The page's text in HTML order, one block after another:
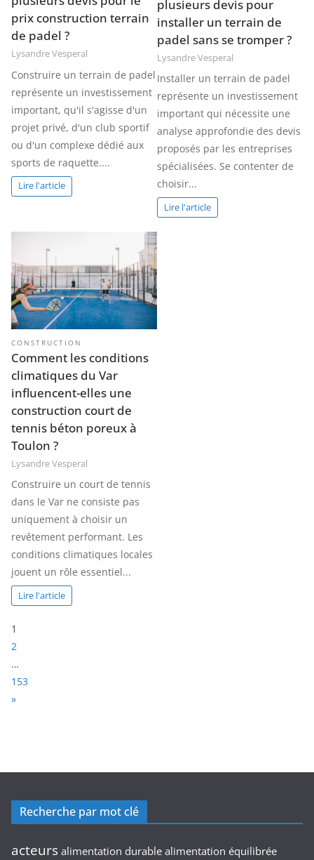
prix construction terrain
de padel ?
Lysandre Vesperal
Construire un terrain de padel
représente un investissement
important, qu'il s'agisse d'un
projet privé, d'un club sportif
ou d'un complexe dédié aux
sports de raquette....
Lire l'article
plusieurs devis pour
installer un terrain de
padel sans se tromper ?
Lysandre Vesperal
Installer un terrain de padel
représente un investissement
important qui nécessite une
analyse approfondie des devis
proposés par les entreprises
spécialisées. Se contenter de
choisir...
Lire l'article
CONSTRUCTION
Comment les conditions
climatiques du Var
influencent-elles une
construction court de
tennis béton poreux à
Toulon ?
Lysandre Vesperal
Construire un court de tennis
dans le Var ne consiste pas
uniquement à choisir un
revêtement performant. Les
conditions climatiques locales
jouent un rôle essentiel...
Lire l'article
P
a
g
e
:
1
2
…
153
N
»
Recherche par mot clé
acteurs alimentation durable alimentation équilibrée